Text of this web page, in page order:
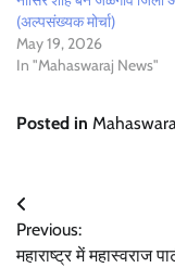
(अल्पसंख्यक मोर्चा)
May 19, 2026
In "Mahaswaraj News"
Posted in
Post
navigation
Previous:
महाराष्ट्र में महास्वराज